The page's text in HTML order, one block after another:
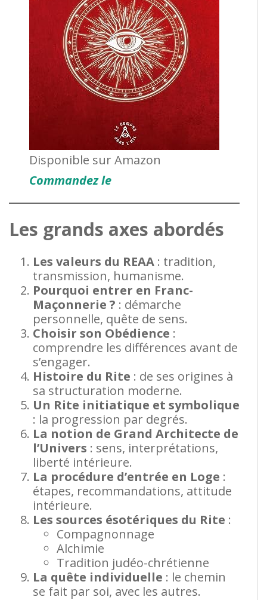
Disponible sur Amazon
Commandez le
Les grands axes abordés
Les valeurs du REAA : tradition,
transmission, humanisme.
Pourquoi entrer en Franc-
Maçonnerie ? : démarche
personnelle, quête de sens.
Choisir son Obédience :
comprendre les différences avant de
s’engager.
Histoire du Rite : de ses origines à
sa structuration moderne.
Un Rite initiatique et symbolique
: la progression par degrés.
La notion de Grand Architecte de
l’Univers : sens, interprétations,
liberté intérieure.
La procédure d’entrée en Loge :
étapes, recommandations, attitude
intérieure.
Les sources ésotériques du Rite :
Compagnonnage
Alchimie
Tradition judéo-chrétienne
La quête individuelle : le chemin
se fait par soi, avec les autres.